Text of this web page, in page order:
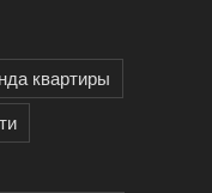
квартиры